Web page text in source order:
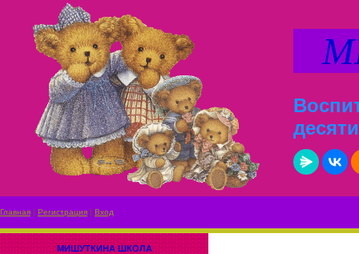
Главная | Регистрация | Вход
МИШУТКИНА ШКОЛА